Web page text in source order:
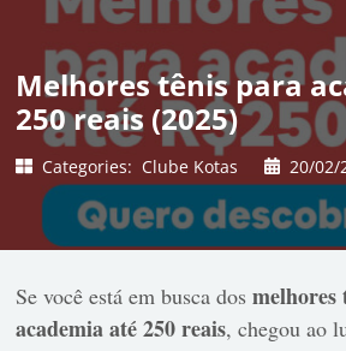
Melhores tênis para
250 reais (2025)
Categories: Clube Kotas 20/02/
Se você está em busca dosmelhores
academia até 250 reais, chegou ao